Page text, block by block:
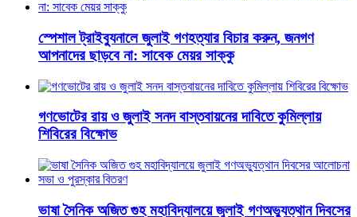
স্পেশাল ট্রাইব্যুনালে জুলাই গণহত্যার বিচার করুন, জনগণ
আপনাদের ছাড়বে না: সাবেক মেয়র সাক্কু
গণভোটের রায় ও জুলাই সনদ বাস্তবায়নের দাবিতে কুমিল্লায়
শিবিরের বিক্ষোভ
ভাষা সৈনিক অজিত গুহ মহাবিদ্যালয়ে জুলাই গণঅভ্যুত্থান দিবসের